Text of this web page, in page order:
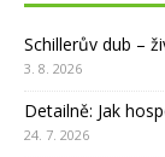
Schillerův dub –
3. 8. 2026
Detailně: Jak
24. 7. 2026